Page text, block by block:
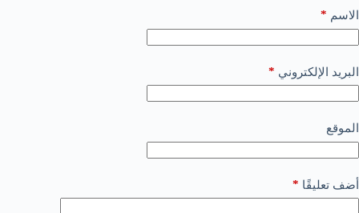
الاسم *
البريد الإلكتروني *
الموقع
أضف تعليقًا *